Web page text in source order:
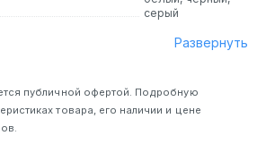
серый
Развернуть
публичной офертой. Подробную
товара, его наличии и цене